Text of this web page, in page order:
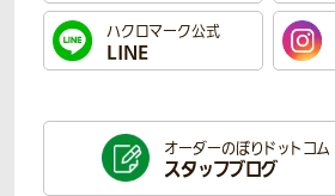
ハクロマーク公式
LINE
オーダーのぼりドットコム
スタッフブログ